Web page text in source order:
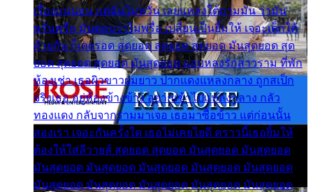
เรื่องแน่นอน แต่ฉันไม่หวั่น เลยแหลงใต้ถามมัน ว่ามัน
พรั่นพรือ มันตอบว่าไม่พรื่อ เปลี่ยนเป็นยิ้มให้ เจอะเด็กใต้
ด้วยกัน ก็เลยรอด สุดยอด สุดยอด สุดยอด มันสุดยอด สุด
ยอด สุดยอด สุดยอด มันสุดยอด แอบหลงรักสาวราม ที่พัก
ห้องเช่า เธอผิวขาวผมยาว ปากแดงแหลงกลาง ถูกสเป็ก
จริงเธอ อยู่ห้องข้างข้าง อยากเข้าไปแหลงกลาง กลัว
ทองแดง กลับจากรามมาเจอ เธอมาซื้อข้าว แต่ก่อนนั้น
สองเรา เจอะกันครั้งใด เธอไม่เคยไยดี คราวนี้เธอยิ้มให้
ต้องให้ใส่ลีวายส์ สุดยอด สุดยอด มันสุดยอด มันสุดยอด
มันสุดยอด มันสุดยอด มันสุดยอด มันสุดยอด มันสุดยอด
มันสุดยอด มันสุดยอด มันสุดยอด มันสุดยอด มันสุดยอด